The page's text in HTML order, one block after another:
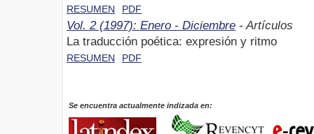
RESUMEN PDF
Vol. 2 (1997): Enero - Diciembre - Artículos
La traducción poética: expresión y ritmo
RESUMEN PDF
Se encuentra actualmente indizada en: